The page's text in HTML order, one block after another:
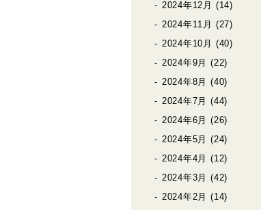
2024年12月 (14)
2024年11月 (27)
2024年10月 (40)
2024年9月 (22)
2024年8月 (40)
2024年7月 (44)
2024年6月 (26)
2024年5月 (24)
2024年4月 (12)
2024年3月 (42)
2024年2月 (14)